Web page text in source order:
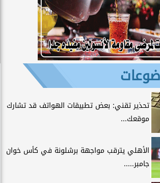
تحذير تقني: بعض تطبيقات الهواتف قد تشارك
موقعك...
الأهلي يترقب مواجهة برشلونة في كأس خوان
جامبر.....